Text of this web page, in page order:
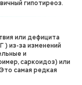
гипотиреоз.
или дефицита
) из-за изменений
и
саркоидоз) или
самая редкая